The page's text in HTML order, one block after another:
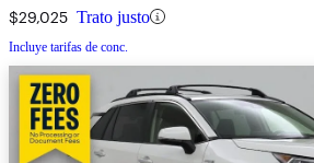
$29,025 Trato justo
Incluye tarifas de conc.